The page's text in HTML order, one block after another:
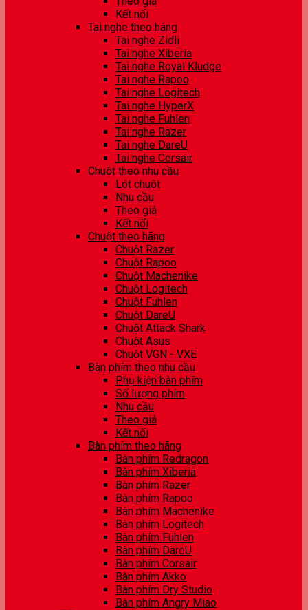
Kết nối
Tai nghe theo hãng
Tai nghe Zidli
Tai nghe Xiberia
Tai nghe Royal Kludge
Tai nghe Rapoo
Tai nghe Logitech
Tai nghe HyperX
Tai nghe Fuhlen
Tai nghe Razer
Tai nghe DareU
Tai nghe Corsair
Chuột theo nhu cầu
Lót chuột
Nhu cầu
Theo giá
Kết nối
Chuột theo hãng
Chuột Razer
Chuột Rapoo
Chuột Machenike
Chuột Logitech
Chuột Fuhlen
Chuột DareU
Chuột Attack Shark
Chuột Asus
Chuột VGN - VXE
Bàn phím theo nhu cầu
Phụ kiện bàn phím
Số lượng phím
Nhu cầu
Theo giá
Kết nối
Bàn phím theo hãng
Bàn phím Redragon
Bàn phím Xiberia
Bàn phím Razer
Bàn phím Rapoo
Bàn phím Machenike
Bàn phím Logitech
Bàn phím Fuhlen
Bàn phím DareU
Bàn phím Corsair
Bàn phím Akko
Bàn phím Dry Studio
Bàn phím Angry Miao